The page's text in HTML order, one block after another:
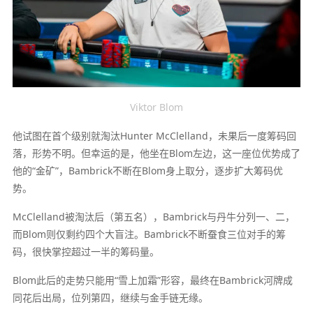
Viktor Blom
他试图在首个级别就淘汰Hunter McClelland，未果后一度筹码回
落，形势不明。但幸运的是，他坐在Blom左边，这一座位优势成了
他的“金矿”，Bambrick不断在Blom身上取分，逐步扩大筹码优
势。
McClelland被淘汰后（第五名），Bambrick与丹牛分列一、二，
而Blom则仅剩约四个大盲注。Bambrick不断蚕食三位对手的筹
码，很快掌控超过一半的筹码量。
Blom此后的走势只能用“雪上加霜”形容，最终在Bambrick河牌成
同花后出局，位列第四，继续与金手链无缘。